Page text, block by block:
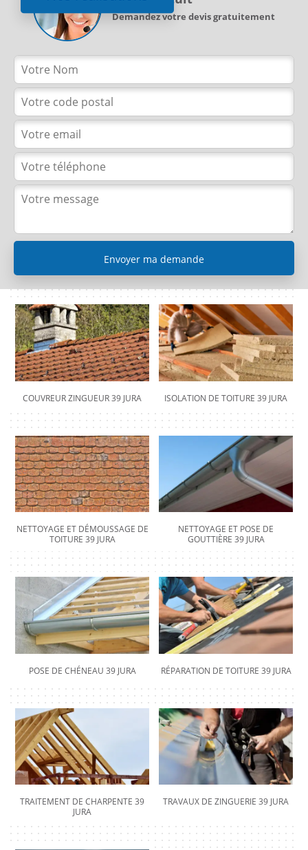
Demandez votre devis gratuitement
COUVREUR ZINGUEUR 39 JURA ISOLATION DE TOITURE 39 JURA
NETTOYAGE ET DÉMOUSSAGE DE
TOITURE 39 JURA
NETTOYAGE ET POSE DE
GOUTTIÈRE 39 JURA
POSE DE CHÉNEAU 39 JURA RÉPARATION DE TOITURE 39 JURA
TRAITEMENT DE CHARPENTE 39
JURA
TRAVAUX DE ZINGUERIE 39 JURA